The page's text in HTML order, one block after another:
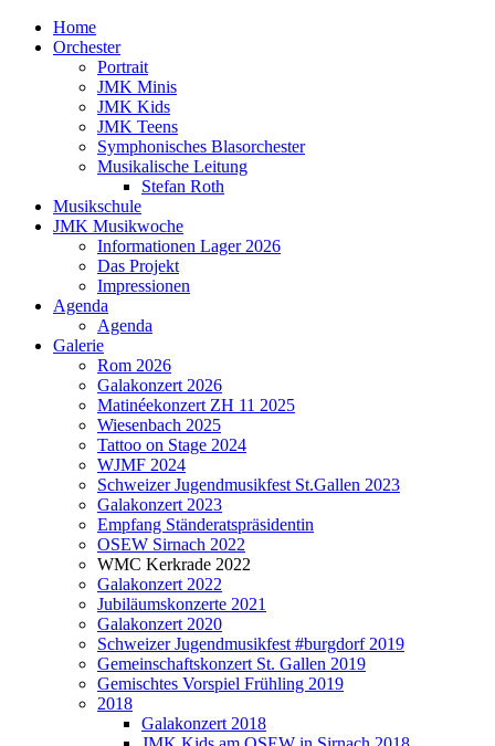
Home
Orchester
Portrait
JMK Minis
JMK Kids
JMK Teens
Symphonisches Blasorchester
Musikalische Leitung
Stefan Roth
Musikschule
JMK Musikwoche
Informationen Lager 2026
Das Projekt
Impressionen
Agenda
Agenda
Galerie
Rom 2026
Galakonzert 2026
Matinéekonzert ZH 11 2025
Wiesenbach 2025
Tattoo on Stage 2024
WJMF 2024
Schweizer Jugendmusikfest St.Gallen 2023
Galakonzert 2023
Empfang Ständeratspräsidentin
OSEW Sirnach 2022
WMC Kerkrade 2022
Galakonzert 2022
Jubiläumskonzerte 2021
Galakonzert 2020
Schweizer Jugendmusikfest #burgdorf 2019
Gemeinschaftskonzert St. Gallen 2019
Gemischtes Vorspiel Frühling 2019
2018
Galakonzert 2018